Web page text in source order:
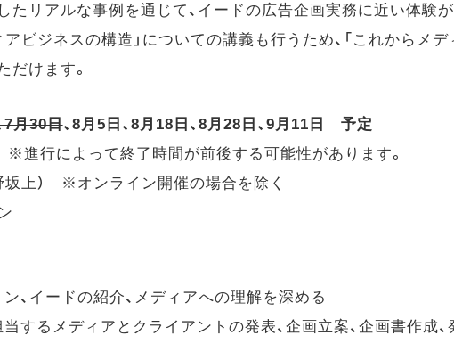
たリアルな事例を通じて、イードの広告企画実務に近い体験
ビジネスの構造」についての講義も行うため、「これからメ
だけます。
7月30日、8月5日、8月18日、8月28日、9月11日 予定
進行によって終了時間が前後する可能性があります。
坂上） ※オンライン開催の場合を除く
、イードの紹介、メディアへの理解を深める
するメディアとクライアントの発表、企画立案、企画書作成、